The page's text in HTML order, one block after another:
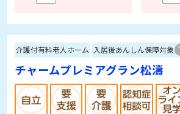
介護付有料老人ホーム 入居後あんしん保障対象
チャームプレミアグラン松濤